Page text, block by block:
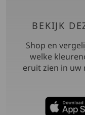
BEKIJK
Shop en
welke
eruit zien in uw